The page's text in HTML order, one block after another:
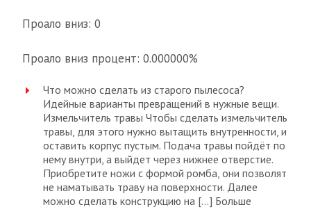
Проало вниз: 0
Проало вниз процент: 0.000000%
Что можно сделать из старого пылесоса?
Идейные варианты превращений в нужные вещи.
Измельчитель травы Чтобы сделать измельчитель
травы, для этого нужно вытащить внутренности, и
оставить корпус пустым. Подача травы пойдёт по
нему внутри, а выйдет через нижнее отверстие.
Приобретите ножи с формой ромба, они позволят
не наматывать траву на поверхности. Далее
можно сделать конструкцию на […] Больше